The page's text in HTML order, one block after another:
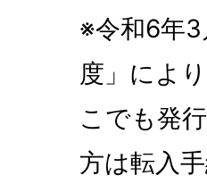
※令和6年3
度」によ
こでも発
方は転入